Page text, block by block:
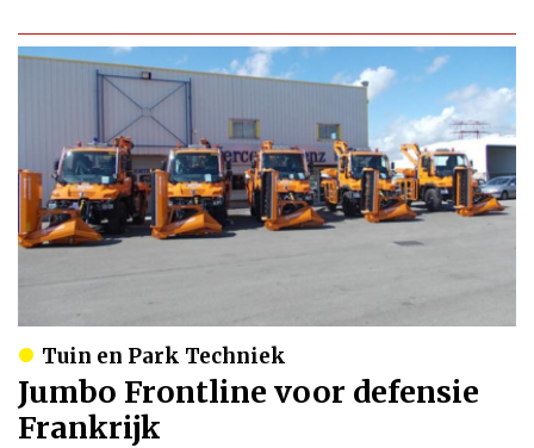
Tuin en Park Techniek
Jumbo Frontline voor defensie
Frankrijk